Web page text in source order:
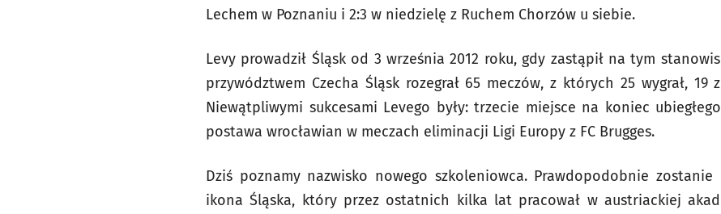
Lechem w Poznaniu i 2:3 w niedzielę z Ruchem Chorzów u siebie.
Levy prowadził Śląsk od 3 września 2012 roku, gdy zastąpił na tym
przywództwem Czecha Śląsk rozegrał 65 meczów, z których 25 wygrał, 19
Niewątpliwymi sukcesami Levego były: trzecie miejsce na koniec
postawa wrocławian w meczach eliminacji Ligi Europy z FC Brugges.
Dziś poznamy nazwisko nowego szkoleniowca. Prawdopodobnie zostanie
ikona Śląska, który przez ostatnich kilka lat pracował w austriackiej